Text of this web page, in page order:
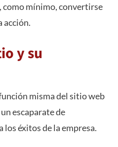
como mínimo, convertirse
acción.
y su
misma del sitio web
escaparate de
éxitos de la empresa.